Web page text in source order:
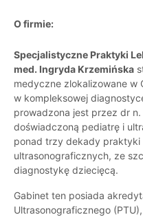
O firmie:
Specjalistyczne Praktyki
med. Ingryda Krzemińska
medyczne zlokalizowane w
w kompleksowej
prowadzona jest przez dr
doświadczoną pediatrę i
ponad trzy dekady praktyki
ultrasonograficznych, ze
diagnostykę dziecięcą.
Gabinet ten posiada
Ultrasonograficznego